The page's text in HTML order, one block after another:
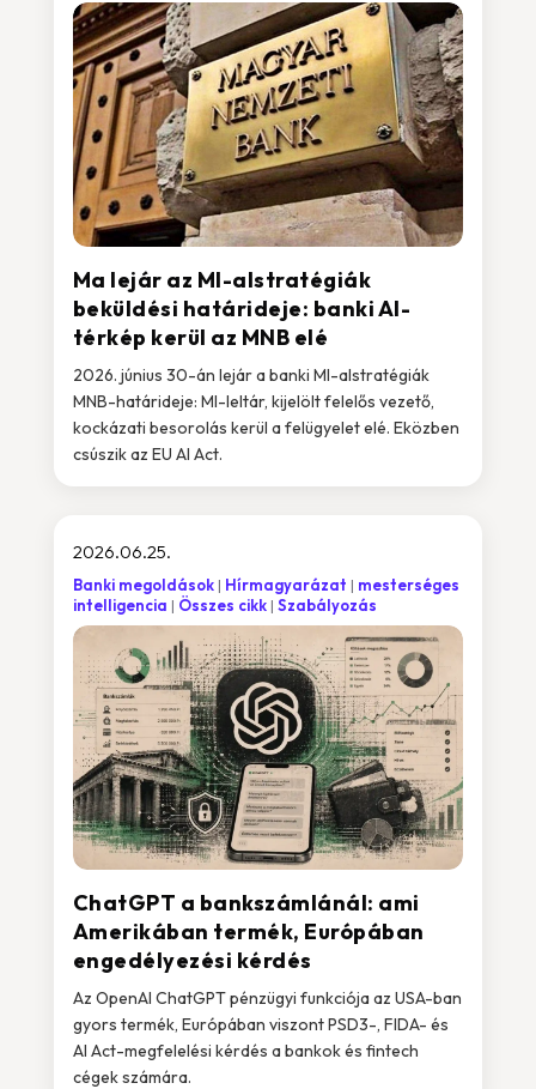
Ma lejár az MI-alstratégiák
beküldési határideje: banki AI-
térkép kerül az MNB elé
2026. június 30-án lejár a banki MI-alstratégiák
MNB-határideje: MI-leltár, kijelölt felelős vezető,
kockázati besorolás kerül a felügyelet elé. Eközben
csúszik az EU AI Act.
ChatGPT a bankszámlánál: ami
Amerikában termék, Európában
engedélyezési kérdés
2026.06.25.
Banki megoldások Hírmagyarázat
mesterséges
intelligencia
Összes cikk Szabályozás
Az OpenAI ChatGPT pénzügyi funkciója az USA-ban
gyors termék, Európában viszont PSD3-, FIDA- és
AI Act-megfelelési kérdés a bankok és fintech
cégek számára.